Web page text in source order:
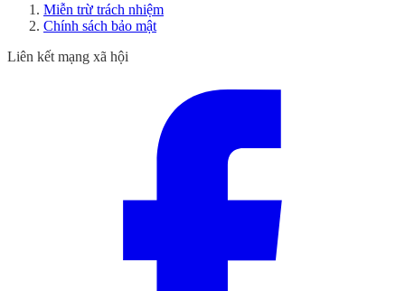
Miễn trừ trách nhiệm
Chính sách bảo mật
Liên kết mạng xã hội